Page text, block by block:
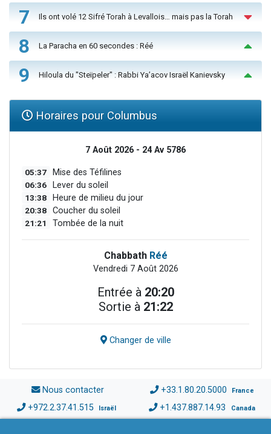
7 Ils ont volé 12 Sifré Torah à Levallois… mais pas la Torah
8 La Paracha en 60 secondes : Réé
9 Hiloula du "Steïpeler" : Rabbi Ya’acov Israël Kanievsky
Horaires pour Columbus
7 Août 2026 - 24 Av 5786
05:37 Mise des Téfilines
06:36 Lever du soleil
13:38 Heure de milieu du jour
20:38 Coucher du soleil
21:21 Tombée de la nuit
Chabbath Réé
Vendredi 7 Août 2026
Entrée à 20:20
Sortie à 21:22
Changer de ville
Nous contacter +33.1.80.20.5000 France
+972.2.37.41.515 Israël +1.437.887.14.93 Canada